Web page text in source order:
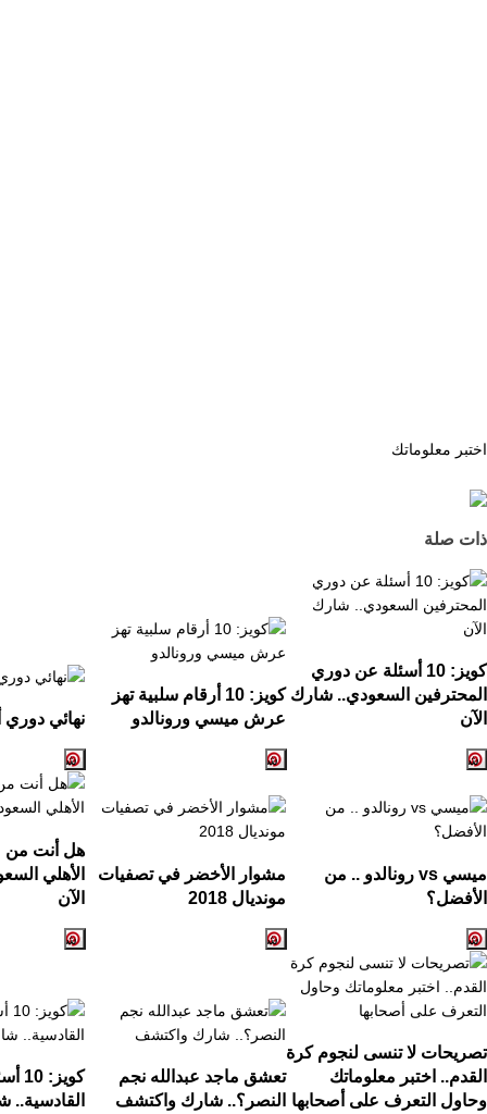
اختبر معلوماتك
ذات صلة
كويز: 10 أسئلة عن دوري
المحترفين السعودي.. شارك
الآن
كويز: 10 أرقام سلبية تهز
عرش ميسي ورونالدو
نهائي دوري
ميسي vs رونالدو .. من
الأفضل؟
مشوار الأخضر في تصفيات
مونديال 2018
هل أنت من
الأهلي
الآن
تصريحات لا تنسى لنجوم كرة
القدم.. اختبر معلوماتك
وحاول التعرف على أصحابها
تعشق ماجد عبدالله نجم
النصر؟.. شارك واكتشف
كويز: 10
القادسية..